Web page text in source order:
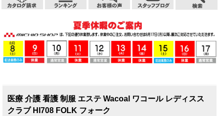
医療 介護 看護 制服 エステ Wacoal ワコール レディスス
クラブ HI708 FOLK フォーク